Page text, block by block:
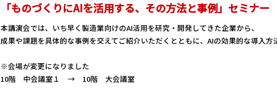
「ものづくりにAIを活用する、その方法と事例」セミナー
本講演会では、いち早く製造業向けのAI活用を研究・開発してきた企業から、
成果や課題を具体的な事例を交えてご紹介いただくとともに、AIの効果的な導入方
※会場が変更になりました
10階 中会議室１ → 10階 大会議室